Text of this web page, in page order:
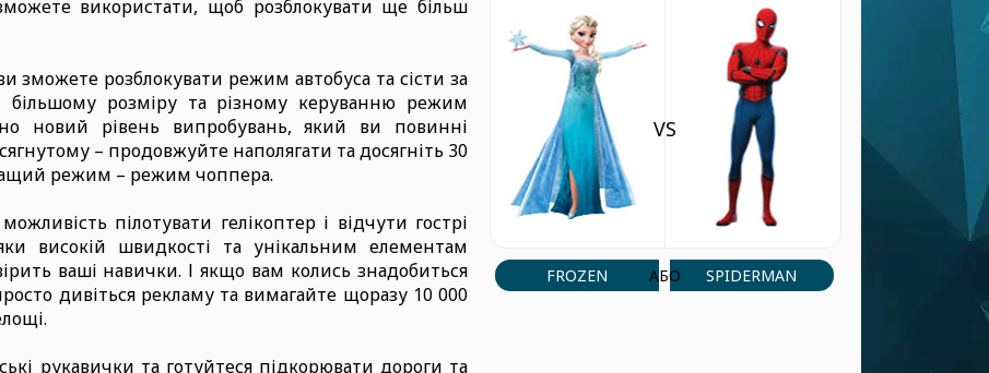
використати, щоб розблокувати ще більш
зможете розблокувати режим автобуса та сісти за
більшому розміру та різному керуванню режим
новий рівень випробувань, який ви повинні
– продовжуйте наполягати та досягніть 30
режим – режим чоппера.
пілотувати гелікоптер і відчути гострі
високій швидкості та унікальним елементам
ваші навички. І якщо вам колись знадобиться
дивіться рекламу та вимагайте щоразу 10 000
рукавички та готуйтеся підкорювати дороги та
FROZEN
VS
АБО SPIDERMAN